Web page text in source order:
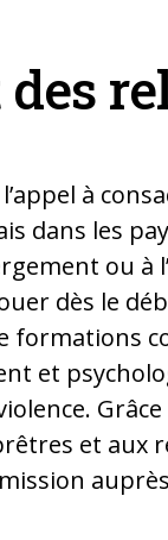
à
dans les
ou à
dès le
formations
et
Grâce
et